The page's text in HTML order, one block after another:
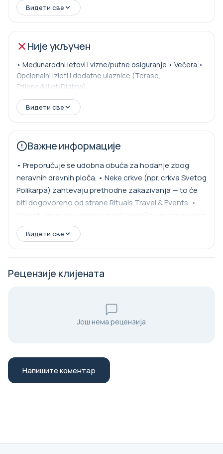
na brodu • Rituals Travel & Events operativna podrška i
24/7 hitna linija
Видети све
Није укључен
• Međunarodni letovi i vizne/putne osiguranje • Večera •
Opcionalni izleti i dodatne ulaznice (Terase,
Prijene/Milet/Didima)
Видети све
Важне информације
• Preporučuje se udobna obuća za hodanje zbog
neravnih drevnih ploča. • Neke crkve (npr. crkva Svetog
Polikarpa) zahtevaju prethodne zakazivanja — to će
biti dogovoreno od strane Rituals Travel & Events. •
Vikendi i javni praznici mogu biti angažovani na glavnim
mestima.
Видети све
Рецензије клијената
Још нема рецензија
Напишите коментар